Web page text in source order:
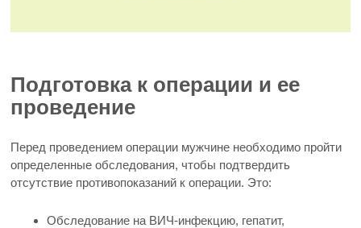
Подготовка к операции и ее
проведение
Перед проведением операции мужчине необходимо пройти
определенные обследования, чтобы подтвердить
отсутствие противопоказаний к операции. Это:
Обследование на ВИЧ-инфекцию, гепатит,